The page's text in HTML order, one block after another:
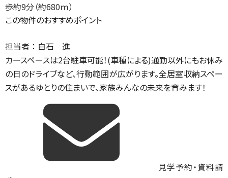
歩約9分（約680ｍ）
この物件のおすすめポイント
担当者 ： 白石 進
カースペースは2台駐車可能！(車種による)通勤以外にもお休み
の日のドライブなど、行動範囲が広がります。全居室収納スペー
スがあるゆとりの住まいで、家族みんなの未来を育みます！
見学予約・資料請